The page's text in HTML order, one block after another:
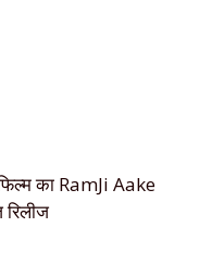
का RamJi Aake